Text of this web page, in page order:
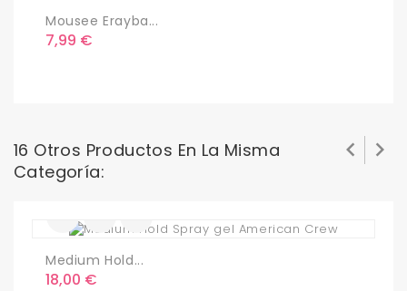
Mousee Erayba...
Precio
7,99 €
16 Otros Productos En La Misma
Categoría:
Medium Hold...
Precio
18,00 €
 